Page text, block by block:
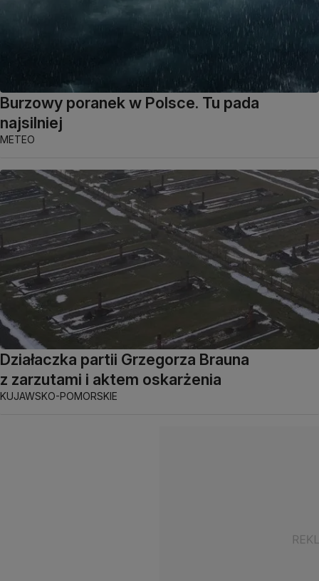
Burzowy poranek w Polsce. Tu pada
najsilniej
METEO
Działaczka partii Grzegorza Brauna
z zarzutami i aktem oskarżenia
KUJAWSKO-POMORSKIE